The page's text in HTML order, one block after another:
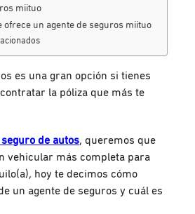
miituo
ofrece un agente de seguros miituo
es una gran opción si tienes
la póliza que más te
de autos, queremos que
vehicular más completa para
hoy te decimos cómo
un agente de seguros y cuál es